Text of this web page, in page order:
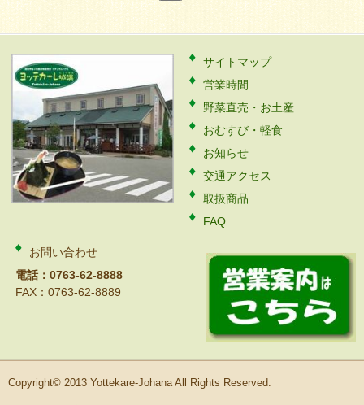
索:
サイトマップ
営業時間
野菜直売・お土産
おむすび・軽食
お知らせ
交通アクセス
取扱商品
FAQ
お問い合わせ
電話：0763-62-8888
FAX：0763-62-8889
Copyright© 2013 Yottekare-Johana All Rights Reserved.